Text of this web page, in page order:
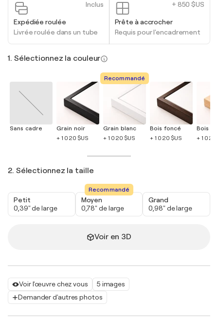
Voir l'œuvre chez vous
5 images
Demander d'autres photos
Inclus
Expédiée roulée
Livrée roulée dans un tube
+ 850 $US
Prête à accrocher
Requis pour l'encadrement
1. Sélectionnez la couleur
Sans cadre
Grain noir
+ 1 020 $US
Recommandé
Grain blanc
+ 1 020 $US
Bois foncé
+ 1 020 $US
Bois
+ 1 020
2. Sélectionnez la taille
Petit
0,39" de large
Recommandé
Moyen
0,78" de large
Grand
0,98" de large
Voir en 3D